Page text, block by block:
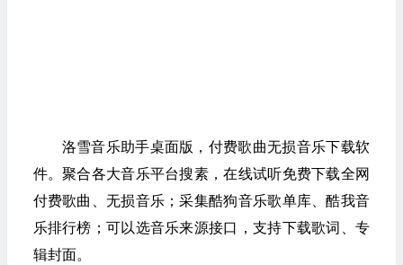
洛雪音乐助手桌面版，付费歌曲无损音乐下载软
件。聚合各大音乐平台搜素，在线试听免费下载全网
付费歌曲、无损音乐；采集酷狗音乐歌单库、酷我音
乐排行榜；可以选音乐来源接口，支持下载歌词、专
辑封面。